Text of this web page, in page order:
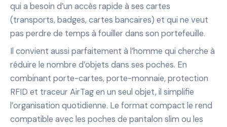
qui a besoin d’un accès rapide à ses cartes
(transports, badges, cartes bancaires) et qui ne veut
pas perdre de temps à fouiller dans son portefeuille.
Il convient aussi parfaitement à l’homme qui cherche à
réduire le nombre d’objets dans ses poches. En
combinant porte-cartes, porte-monnaie, protection
RFID et traceur AirTag en un seul objet, il simplifie
l’organisation quotidienne. Le format compact le rend
compatible avec les poches de pantalon slim ou les